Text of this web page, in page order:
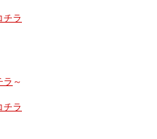
ラ
～
ラ